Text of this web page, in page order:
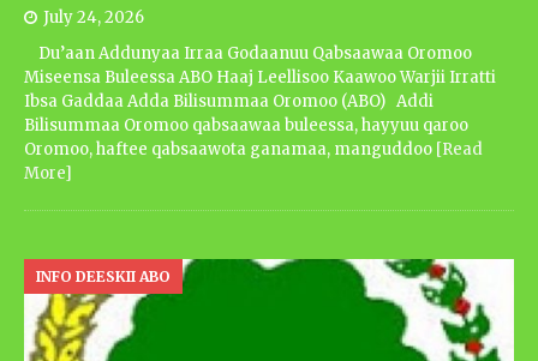
July 24, 2026
Du’aan Addunyaa Irraa Godaanuu Qabsaawaa Oromoo
Miseensa Buleessa ABO Haaj Leellisoo Kaawoo Warjii Irratti
Ibsa Gaddaa Adda Bilisummaa Oromoo (ABO) Addi
Bilisummaa Oromoo qabsaawaa buleessa, hayyuu qaroo
Oromoo, haftee qabsaawota ganamaa, manguddoo [Read
More]
INFO DEESKII ABO